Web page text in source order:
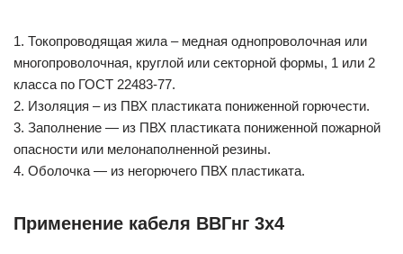
1. Токопроводящая жила – медная однопроволочная или
многопроволочная, круглой или секторной формы, 1 или 2
класса по ГОСТ 22483-77.
2. Изоляция – из ПВХ пластиката пониженной горючести.
3. Заполнение — из ПВХ пластиката пониженной пожарной
опасности или мелонаполненной резины.
4. Оболочка — из негорючего ПВХ пластиката.
Применение кабеля ВВГнг 3х4